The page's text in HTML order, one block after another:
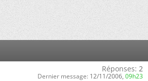
Réponses: 2
Dernier message: 12/11/2006, 09h23